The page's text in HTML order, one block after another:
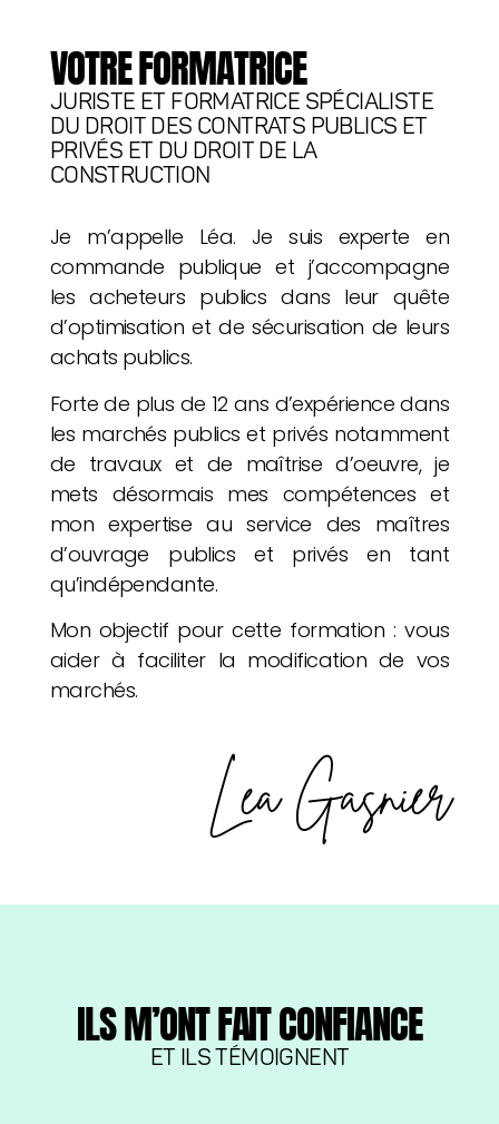
VOTRE FORMATRICE
JURISTE ET FORMATRICE SPÉCIALISTE
DU DROIT DES CONTRATS PUBLICS ET
PRIVÉS ET DU DROIT DE LA
CONSTRUCTION
Je m’appelle Léa. Je suis experte en
commande publique et j’accompagne
les acheteurs publics dans leur quête
d’optimisation et de sécurisation de leurs
achats publics.
Forte de plus de 12 ans d’expérience dans
les marchés publics et privés notamment
de travaux et de maîtrise d’oeuvre, je
mets désormais mes compétences et
mon expertise au service des maîtres
d’ouvrage publics et privés en tant
qu’indépendante.
Mon objectif pour cette formation : vous
aider à faciliter la modification de vos
marchés.
Léa Gasnier
ILS M’ONT FAIT CONFIANCE
ET ILS TÉMOIGNENT